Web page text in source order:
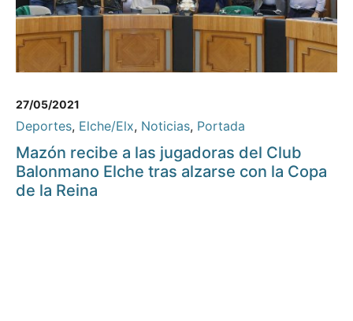
27/05/2021
Deportes, Elche/Elx, Noticias, Portada
Mazón recibe a las jugadoras del Club
Balonmano Elche tras alzarse con la Copa
de la Reina